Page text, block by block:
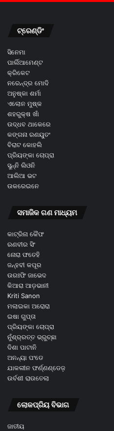
ଟ୍ରେଣ୍ଡିଂ
ସିନେମା
ପାର୍ଲିଆମେଣ୍ଟ
କ୍ରିକେଟ
ନରେନ୍ଦ୍ର ମୋଦି
ଅନୁଷ୍କା ଶର୍ମା
ଏଲୋନ ମୁଷ୍କ
ଶହରୁକ୍ଷ ଖାଁ
ଉଦ୍ଧବ ଥାକେରେ
କଙ୍ଗନା ରଣୟୁତଂ
ବିରାଟ କୋହଲି
ପ୍ରିୟଙ୍କା ଚୋପ୍ରା
ସୁନ୍ନି ଲିଓନି
ଆଲିଆ ଭଟ
ଉକରେଇନେ
ସମାଜିକ ଗଣ ମାଧ୍ୟମ
କାଟ୍ରିନା କୈଫ
ରଣବୀର ସିଂ
ନୋରା ଫତେହି
ଜନ୍ହବୀ କପୂର
ଉରଃଫି ଜାଭେଦ
କିଆରା ଆଡ଼ଭାନୀ
Kriti Sanon
ମଲାଇକା ଅରୋରା
ଇଷା ଗୁପ୍ତା
ପ୍ରିୟଙ୍କା ଚୋପ୍ରା
ନୁଁଶ୍ର୍ରତ୍ତ ଭ୍ରୁଚ୍ଛା
ଦିଶା ପାଟାନି
ଅନନ୍ୟା ପଂଡେ
ଯାକଲୀନ ଫର୍ଣ୍ଣଣ୍ଡେଜ଼
ଉର୍ବଶୀ ରାଉତେଲା
ଲୋକପ୍ରିୟ ବିଭାଗ
ଜାତୀୟ